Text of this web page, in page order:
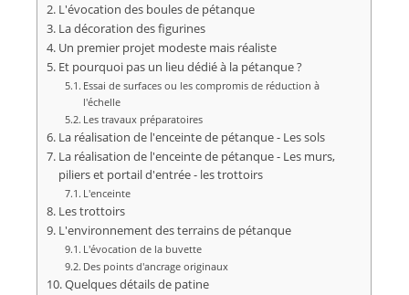
L'évocation des boules de pétanque
La décoration des figurines
Un premier projet modeste mais réaliste
Et pourquoi pas un lieu dédié à la pétanque ?
Essai de surfaces ou les compromis de réduction à
l'échelle
Les travaux préparatoires
La réalisation de l'enceinte de pétanque - Les sols
La réalisation de l'enceinte de pétanque - Les murs,
piliers et portail d'entrée - les trottoirs
L'enceinte
Les trottoirs
L'environnement des terrains de pétanque
L'évocation de la buvette
Des points d'ancrage originaux
Quelques détails de patine